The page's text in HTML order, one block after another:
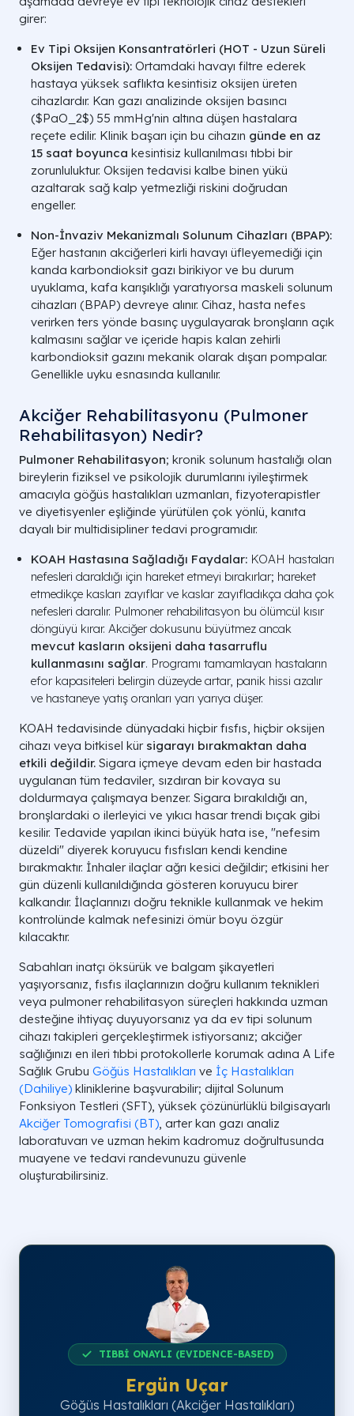
girer:
Ev Tipi Oksijen Konsantratörleri (HOT - Uzun Süreli
Oksijen Tedavisi): Ortamdaki havayı filtre ederek
hastaya yüksek saflıkta kesintisiz oksijen üreten
cihazlardır. Kan gazı analizinde oksijen basıncı
($PaO_2$) 55 mmHg'nin altına düşen hastalara
reçete edilir. Klinik başarı için bu cihazın günde en az
15 saat boyunca kesintisiz kullanılması tıbbi bir
zorunluluktur. Oksijen tedavisi kalbe binen yükü
azaltarak sağ kalp yetmezliği riskini doğrudan
engeller.
Non-İnvaziv Mekanizmalı Solunum Cihazları (BPAP):
Eğer hastanın akciğerleri kirli havayı üfleyemediği için
kanda karbondioksit gazı birikiyor ve bu durum
uyuklama, kafa karışıklığı yaratıyorsa maskeli solunum
cihazları (BPAP) devreye alınır. Cihaz, hasta nefes
verirken ters yönde basınç uygulayarak bronşların açık
kalmasını sağlar ve içeride hapis kalan zehirli
karbondioksit gazını mekanik olarak dışarı pompalar.
Genellikle uyku esnasında kullanılır.
Akciğer Rehabilitasyonu (Pulmoner
Rehabilitasyon) Nedir?
Pulmoner Rehabilitasyon; kronik solunum hastalığı olan
bireylerin fiziksel ve psikolojik durumlarını iyileştirmek
amacıyla göğüs hastalıkları uzmanları, fizyoterapistler
ve diyetisyenler eşliğinde yürütülen çok yönlü, kanıta
dayalı bir multidisipliner tedavi programıdır.
KOAH Hastasına Sağladığı Faydalar: KOAH hastaları
nefesleri daraldığı için hareket etmeyi bırakırlar; hareket
etmedikçe kasları zayıflar ve kaslar zayıfladıkça daha çok
nefesleri daralır. Pulmoner rehabilitasyon bu ölümcül kısır
döngüyü kırar. Akciğer dokusunu büyütmez ancak
mevcut kasların oksijeni daha tasarruflu
kullanmasını sağlar. Programı tamamlayan hastaların
efor kapasiteleri belirgin düzeyde artar, panik hissi azalır
ve hastaneye yatış oranları yarı yarıya düşer.
KOAH tedavisinde dünyadaki hiçbir fısfıs, hiçbir oksijen
cihazı veya bitkisel kür sigarayı bırakmaktan daha
etkili değildir. Sigara içmeye devam eden bir hastada
uygulanan tüm tedaviler, sızdıran bir kovaya su
doldurmaya çalışmaya benzer. Sigara bırakıldığı an,
bronşlardaki o ilerleyici ve yıkıcı hasar trendi bıçak gibi
kesilir. Tedavide yapılan ikinci büyük hata ise, "nefesim
düzeldi" diyerek koruyucu fısfısları kendi kendine
bırakmaktır. İnhaler ilaçlar ağrı kesici değildir; etkisini her
gün düzenli kullanıldığında gösteren koruyucu birer
kalkandır. İlaçlarınızı doğru teknikle kullanmak ve hekim
kontrolünde kalmak nefesinizi ömür boyu özgür
kılacaktır.
Sabahları inatçı öksürük ve balgam şikayetleri
yaşıyorsanız, fısfıs ilaçlarınızın doğru kullanım teknikleri
veya pulmoner rehabilitasyon süreçleri hakkında uzman
desteğine ihtiyaç duyuyorsanız ya da ev tipi solunum
cihazı takipleri gerçekleştirmek istiyorsanız; akciğer
sağlığınızı en ileri tıbbi protokollerle korumak adına A Life
Sağlık Grubu Göğüs Hastalıkları ve İç Hastalıkları
(Dahiliye) kliniklerine başvurabilir; dijital Solunum
Fonksiyon Testleri (SFT), yüksek çözünürlüklü bilgisayarlı
Akciğer Tomografisi (BT), arter kan gazı analiz
laboratuvarı ve uzman hekim kadromuz doğrultusunda
muayene ve tedavi randevunuzu güvenle
oluşturabilirsiniz.
TIBBİ ONAYLI (EVIDENCE-BASED)
Ergün Uçar
Göğüs Hastalıkları (Akciğer Hastalıkları)